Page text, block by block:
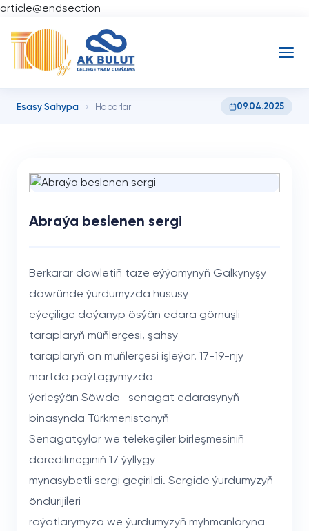
article@endsection
Esasy Sahypa › Habarlar 09.04.2025
Abraýa beslenen sergi
Berkarar döwletiň täze eýýamynyň Galkynyşy
döwründe ýurdumyzda hususy
eýeçilige daýanyp ösýän edara görnüşli
taraplaryň müňlerçesi, şahsy
taraplaryň on müňlerçesi işleýär. 17-19-njy
martda paýtagymyzda
ýerleşýän Söwda- senagat edarasynyň
binasynda Türkmenistanyň
Senagatçylar we telekeçiler birleşmesiniň
döredilmeginiň 17 ýyllygy
mynasybetli sergi geçirildi. Sergide ýurdumyzyň
öndürijileri
raýatlarymyza we ýurdumyzyň myhmanlaryna